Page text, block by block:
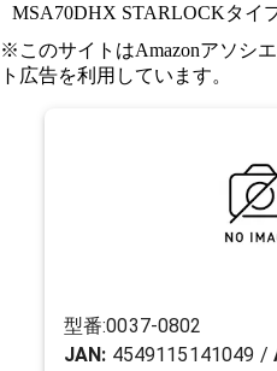
MSA70DHX STARLOCKタイ
※このサイトはAmazonアソシ
ト広告を利用しています。
型番:0037-0802
JAN: 4549115141049 /